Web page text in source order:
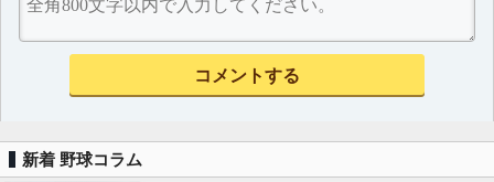
新着 野球コラム